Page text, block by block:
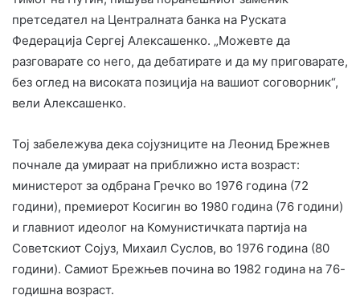
претседател на Централната банка на Руската
Федерација Сергеј Алексашенко. „Можевте да
разговарате со него, да дебатирате и да му приговарате,
без оглед на високата позиција на вашиот соговорник“,
вели Алексашенко.
Тој забележува дека сојузниците на Леонид Брежнев
почнале да умираат на приближно иста возраст:
министерот за одбрана Гречко во 1976 година (72
години), премиерот Косигин во 1980 година (76 години)
и главниот идеолог на Комунистичката партија на
Советскиот Сојуз, Михаил Суслов, во 1976 година (80
години). Самиот Брежњев почина во 1982 година на 76-
годишна возраст.